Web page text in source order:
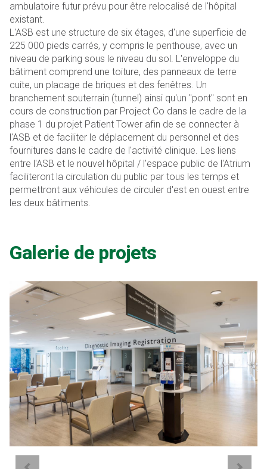
ambulatoire futur prévu pour être relocalisé de l'hôpital
existant.
L'ASB est une structure de six étages, d'une superficie de
225 000 pieds carrés, y compris le penthouse, avec un
niveau de parking sous le niveau du sol. L'enveloppe du
bâtiment comprend une toiture, des panneaux de terre
cuite, un placage de briques et des fenêtres. Un
branchement souterrain (tunnel) ainsi qu'un "pont" sont en
cours de construction par Project Co dans le cadre de la
phase 1 du projet Patient Tower afin de se connecter à
l'ASB et de faciliter le déplacement du personnel et des
fournitures dans le cadre de l'activité clinique. Les liens
entre l'ASB et le nouvel hôpital / l'espace public de l'Atrium
faciliteront la circulation du public par tous les temps et
permettront aux véhicules de circuler d'est en ouest entre
les deux bâtiments.
Galerie de projets